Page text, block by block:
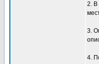
2. В
3.
4.